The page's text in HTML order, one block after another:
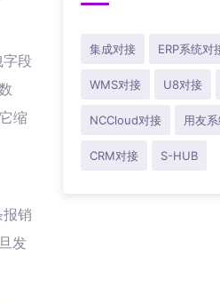
字段
缩
销
发
集成对接 ERP系统对
WMS对接 U8对接
NCCloud对接 用友
CRM对接 S-HUB